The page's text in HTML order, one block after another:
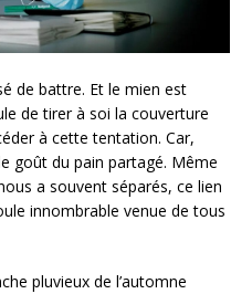
de battre. Et le mien est
de tirer à soi la couverture
à cette tentation. Car,
goût du pain partagé. Même
a souvent séparés, ce lien
innombrable venue de tous
pluvieux de l’automne